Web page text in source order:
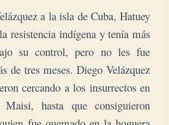
a la isla de Cuba, Hatuey
resistencia indígena y tenía más
su control, pero no les fue
de tres meses. Diego Velázquez
cercando a los insurrectos en
hasta que consiguieron